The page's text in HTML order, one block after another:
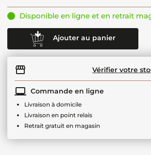
Disponible en ligne et en retrait
Ajouter au panier
Vérifier votre
Commande en ligne
Livraison à domicile
Livraison en point relais
Retrait gratuit en magasin